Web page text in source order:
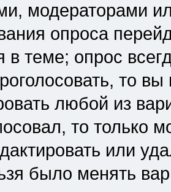
модераторами
опроса
в теме; опрос
то
любой из
то только
или
было менять